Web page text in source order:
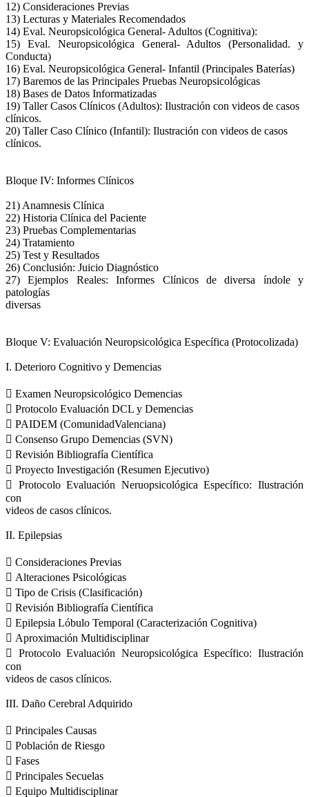
12) Consideraciones Previas
13) Lecturas y Materiales Recomendados
14) Eval. Neuropsicológica General- Adultos (Cognitiva):
15) Eval. Neuropsicológica General- Adultos (Personalidad. y
Conducta)
16) Eval. Neuropsicológica General- Infantil (Principales Baterías)
17) Baremos de las Principales Pruebas Neuropsicológicas
18) Bases de Datos Informatizadas
19) Taller Casos Clínicos (Adultos): Ilustración con videos de casos
clínicos.
20) Taller Caso Clínico (Infantil): Ilustración con videos de casos
clínicos.
Bloque IV: Informes Clínicos
21) Anamnesis Clínica
22) Historia Clínica del Paciente
23) Pruebas Complementarias
24) Tratamiento
25) Test y Resultados
26) Conclusión: Juicio Diagnóstico
27) Ejemplos Reales: Informes Clínicos de diversa índole y
patologías
diversas
Bloque V: Evaluación Neuropsicológica Específica (Protocolizada)
I. Deterioro Cognitivo y Demencias
 Examen Neuropsicológico Demencias
 Protocolo Evaluación DCL y Demencias
 PAIDEM (ComunidadValenciana)
 Consenso Grupo Demencias (SVN)
 Revisión Bibliografía Científica
 Proyecto Investigación (Resumen Ejecutivo)
 Protocolo Evaluación Neruopsicológica Específico: Ilustración
con
videos de casos clínicos.
II. Epilepsias
 Consideraciones Previas
 Alteraciones Psicológicas
 Tipo de Crisis (Clasificación)
 Revisión Bibliografía Científica
 Epilepsia Lóbulo Temporal (Caracterización Cognitiva)
 Aproximación Multidisciplinar
 Protocolo Evaluación Neuropsicológica Específico: Ilustración
con
videos de casos clínicos.
III. Daño Cerebral Adquirido
 Principales Causas
 Población de Riesgo
 Fases
 Principales Secuelas
 Equipo Multidisciplinar